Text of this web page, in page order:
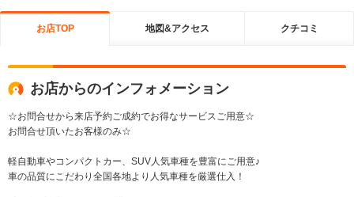
お店TOP 地図&アクセス クチコミ
お店からのインフォメーション
☆お問合せから来店予約ご成約でお得なサービスご用意☆
お問合せ頂いたお客様のみ☆
軽自動車やコンパクトカー、SUV人気車種を豊富にご用意♪
車の品質にこだわり全国各地より人気車種を厳選仕入！